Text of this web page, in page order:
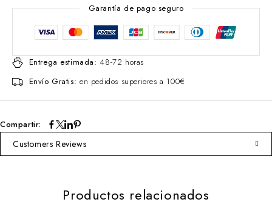
Garantía de pago seguro
Entrega estimada: 48-72 horas
Envío Gratis: en pedidos superiores a 100€
Compartir:
Customers Reviews
Productos relacionados